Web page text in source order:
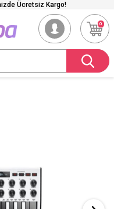
Ücretsiz Kargo!
0